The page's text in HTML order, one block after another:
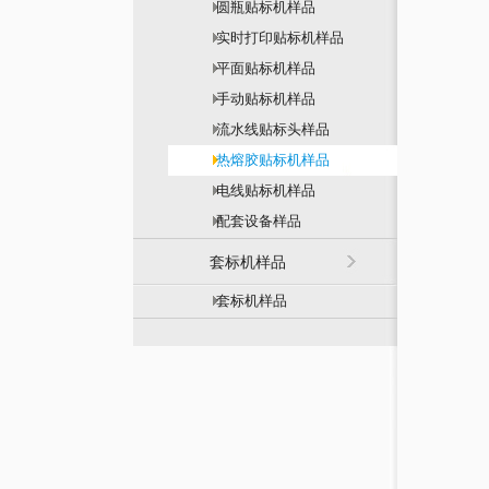
圆瓶贴标机样品
实时打印贴标机样品
平面贴标机样品
手动贴标机样品
流水线贴标头样品
热熔胶贴标机样品
电线贴标机样品
配套设备样品
套标机样品
套标机样品